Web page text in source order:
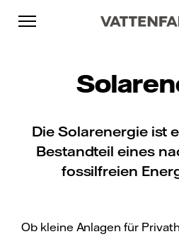
Überspringen
Zurück zur Hauptnavigation
Gehe zur Fußzeile
Die Solarenergie ist
Bestandteil eines
fossilfreien
Ob kleine Anlagen für
Zurück zur Hauptnavigation